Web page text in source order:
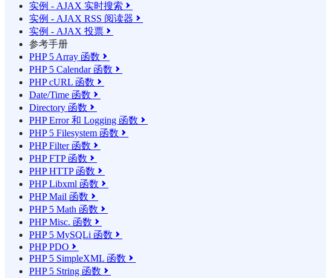
实例 - AJAX 实时搜索 
实例 - AJAX RSS 阅读器 
实例 - AJAX 投票 
参考手册
PHP 5 Array 函数 
PHP 5 Calendar 函数 
PHP cURL 函数 
Date/Time 函数 
Directory 函数 
PHP Error 和 Logging 函数 
PHP 5 Filesystem 函数 
PHP Filter 函数 
PHP FTP 函数 
PHP HTTP 函数 
PHP Libxml 函数 
PHP Mail 函数 
PHP 5 Math 函数 
PHP Misc. 函数 
PHP 5 MySQLi 函数 
PHP PDO 
PHP 5 SimpleXML 函数 
PHP 5 String 函数 